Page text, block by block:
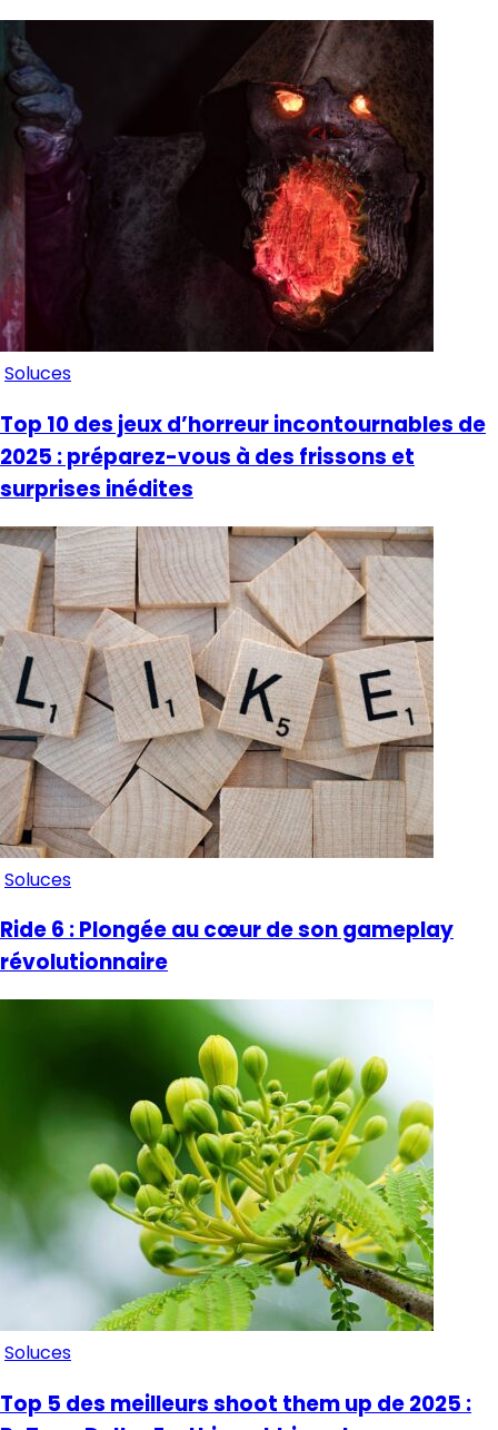
Soluces
Top 10 des jeux d’horreur incontournables de
2025 : préparez-vous à des frissons et
surprises inédites
Soluces
Ride 6 : Plongée au cœur de son gameplay
révolutionnaire
Soluces
Top 5 des meilleurs shoot them up de 2025 :